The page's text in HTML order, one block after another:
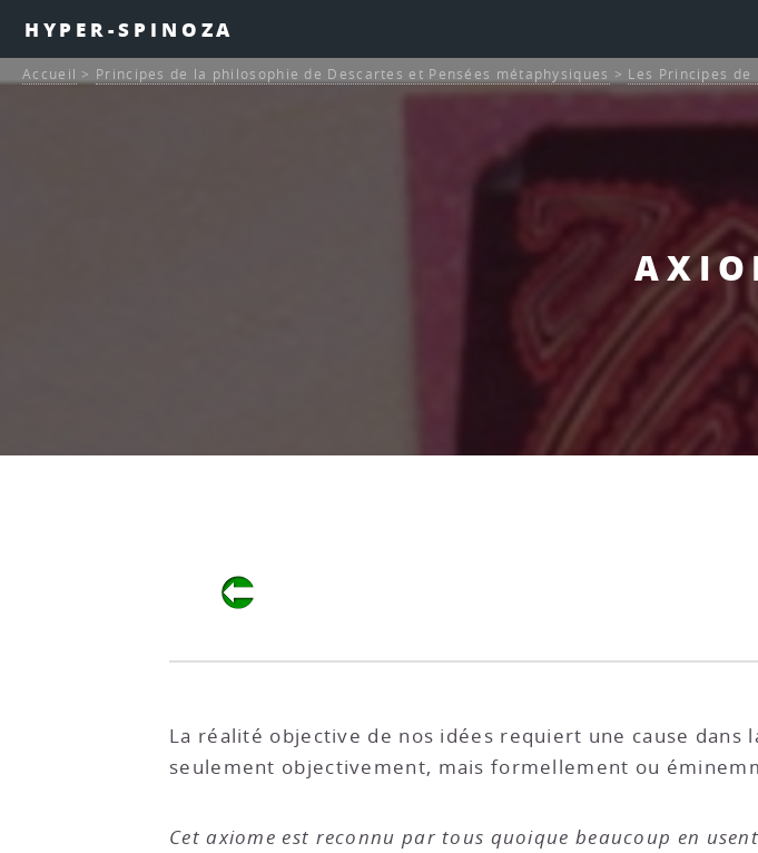
HYPER-SPINOZA
Accueil > Principes de la philosophie de Descartes et Pensées métaphysiques > Les Principes
La réalité objective de nos idées requiert une cause
seulement objectivement, mais formellement ou
Cet axiome est reconnu par tous quoique beaucoup en